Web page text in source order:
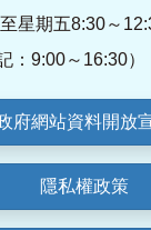
星期五8:30～
：9:00～16:30）
府網站資料開放
隱私權政策